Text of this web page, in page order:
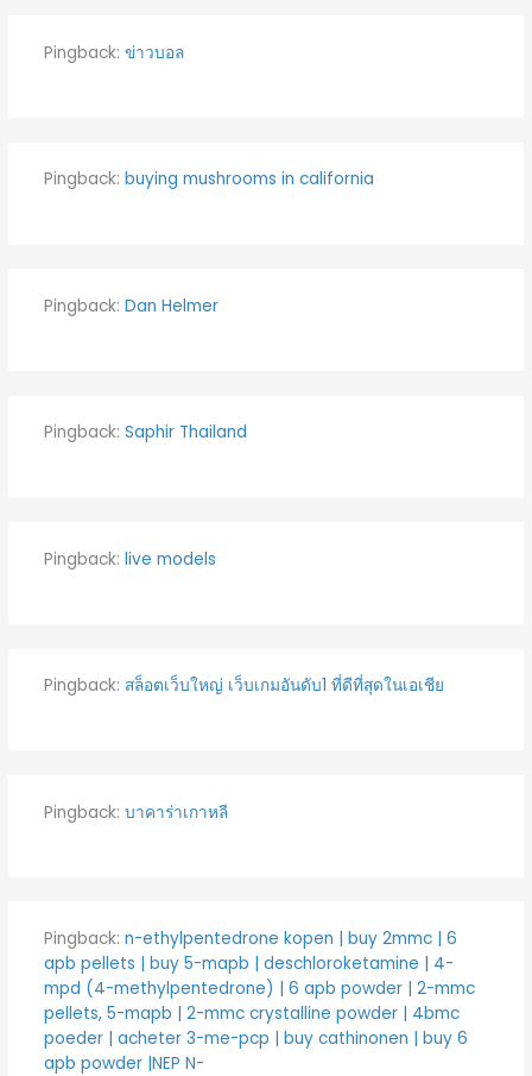
Pingback: ข่าวบอล
Pingback: buying mushrooms in california​
Pingback: Dan Helmer
Pingback: Saphir Thailand
Pingback: live models
Pingback: สล็อตเว็บใหญ่ เว็บเกมอันดับ1 ที่ดีที่สุดในเอเชีย
Pingback: บาคาร่าเกาหลี
Pingback: n-ethylpentedrone kopen | buy 2mmc | 6
apb pellets | buy 5-mapb | deschloroketamine | 4-
mpd (4-methylpentedrone) | 6 apb powder | 2-mmc
pellets, 5-mapb | 2-mmc crystalline powder | 4bmc
poeder | acheter 3-me-pcp | buy cathinonen | buy 6
apb powder |NEP N-